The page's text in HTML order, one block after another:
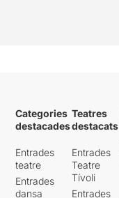
Categories
destacades
Entrades
teatre
Entrades
dansa
Teatres
destacats
Entrades
Teatre
Tívoli
Entrades